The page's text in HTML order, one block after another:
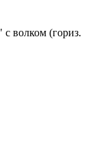
волком (гориз.